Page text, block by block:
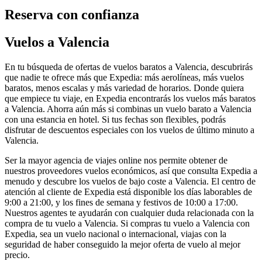
Reserva con confianza
Vuelos a Valencia
En tu búsqueda de ofertas de vuelos baratos a Valencia, descubrirás
que nadie te ofrece más que Expedia: más aerolíneas, más vuelos
baratos, menos escalas y más variedad de horarios. Donde quiera
que empiece tu viaje, en Expedia encontrarás los vuelos más baratos
a Valencia. Ahorra aún más si combinas un vuelo barato a Valencia
con una estancia en hotel. Si tus fechas son flexibles, podrás
disfrutar de descuentos especiales con los vuelos de último minuto a
Valencia.
Ser la mayor agencia de viajes online nos permite obtener de
nuestros proveedores vuelos económicos, así que consulta Expedia a
menudo y descubre los vuelos de bajo coste a Valencia. El centro de
atención al cliente de Expedia está disponible los días laborables de
9:00 a 21:00, y los fines de semana y festivos de 10:00 a 17:00.
Nuestros agentes te ayudarán con cualquier duda relacionada con la
compra de tu vuelo a Valencia. Si compras tu vuelo a Valencia con
Expedia, sea un vuelo nacional o internacional, viajas con la
seguridad de haber conseguido la mejor oferta de vuelo al mejor
precio.